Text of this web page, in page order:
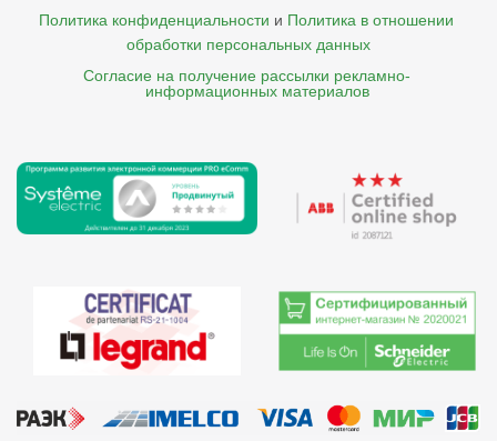
Политика конфиденциальности и Политика в отношении
обработки персональных данных
Согласие на получение рассылки рекламно-
    информационных материалов